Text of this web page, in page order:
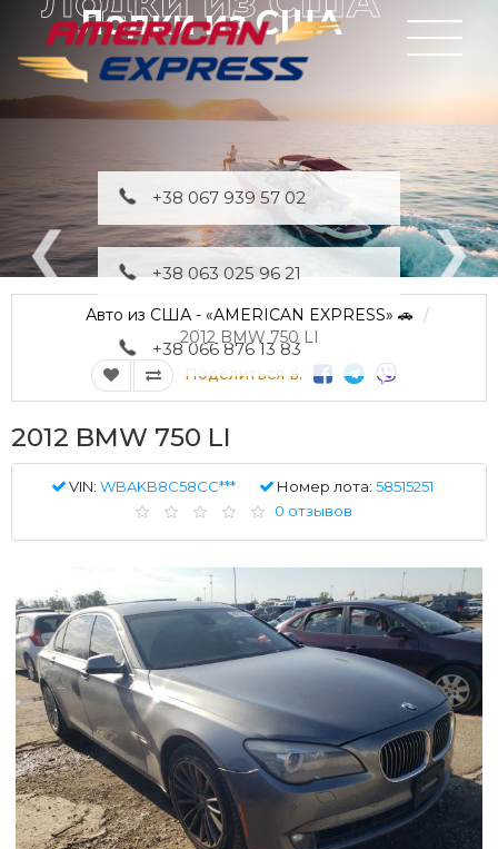
Лодки из США
+38 067 939 57 02
+38 063 025 96 21
+38 066 876 13 83
Авто из США - «AMERICAN EXPRESS» 🚗
2012 BMW 750 LI
Поделиться в:
2012 BMW 750 LI
VIN: WBAKB8C58CC*** Номер лота: 58515251
0 отзывов